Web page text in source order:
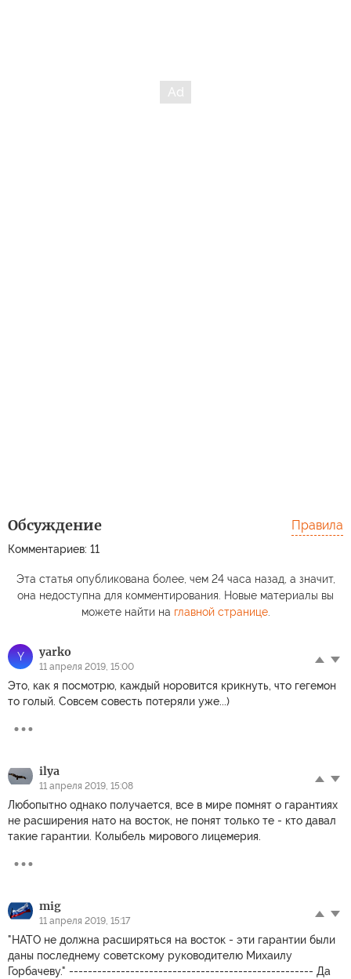
Обсуждение
Комментариев: 11
Правила
Эта статья опубликована более, чем 24 часа назад, а значит,
она недоступна для комментирования. Новые материалы вы
можете найти на главной странице.
Y yarko
11 апреля 2019, 15:00
Это, как я посмотрю, каждый норовится крикнуть, что гегемон
то голый. Совсем совесть потеряли уже...)
ilya
11 апреля 2019, 15:08
Любопытно однако получается, все в мире помнят о гарантиях
не расширения нато на восток, не понят только те - кто давал
такие гарантии. Колыбель мирового лицемерия.
mig
11 апреля 2019, 15:17
"НАТО не должна расширяться на восток - эти гарантии были
даны последнему советскому руководителю Михаилу
Горбачеву." ---------------------------------------------------- Да